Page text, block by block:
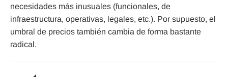
necesidades más inusuales (funcionales, de
infraestructura, operativas, legales, etc.). Por supuesto, el
umbral de precios también cambia de forma bastante
radical.